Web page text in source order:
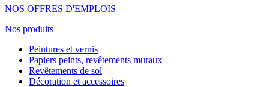
NOS OFFRES D'EMPLOIS
Nos produits
Peintures et vernis
Papiers peints, revêtements muraux
Revêtements de sol
Décoration et accessoires